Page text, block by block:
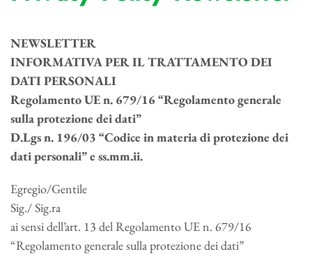
NEWSLETTER
INFORMATIVA PER IL TRATTAMENTO DEI
DATI PERSONALI
Regolamento UE n. 679/16 “Regolamento generale
sulla protezione dei dati”
D.Lgs n. 196/03 “Codice in materia di protezione dei
dati personali” e ss.mm.ii.
Egregio/Gentile
Sig./ Sig.ra
ai sensi dell’art. 13 del Regolamento UE n. 679/16
“Regolamento generale sulla protezione dei dati”